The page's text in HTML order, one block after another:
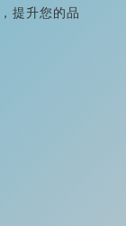
提升您的品